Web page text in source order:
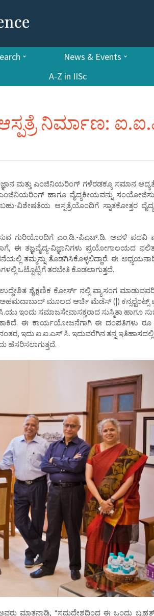
News & Events
A-Z in IISc
ನಿರ್ಮಾಣ:
ಮತ್ತು ಎಂಜಿನಿಯರಿಂಗ್ ಗಳೆರಡಕ್ಕೂ ಸಮಾನ
ಹಾಗೂ ವೈದ್ಯಕೀಯವನ್ನು
ವಿಶೇಷತೆಯ ಆಸ್ಪತ್ರೆಯೊಂದಿಗೆ ಸ್ನಾತಕೋತ್ತರ
ಗುರಿಯೊಂದಿಗೆ ಎಂ.ಡಿ.-ಪಿಎಚ್.ಡಿ. ಅವಳಿ ಪದವಿ
ಈ ತಜ್ಞವೈದ್ಯ-ವಿಜ್ಞಾನಿಗಳು ಪ್ರಯೋಗಾಲಯದ
ತಮ್ಮನ್ನು ತೊಡಗಿಸಿಕೊಳ್ಳಲಿದ್ದಾರೆ. ಈ
ತರಬೇತಿ ಕೊಡಲಾಗುತ್ತದೆ.
ಶೈಕ್ಷಣಿಕ ಕೋರ್ಸ್ ನಲ್ಲಿ ವ್ಯಾಸಂಗ
ಅಹಮದಾಬಾದ್ ಮೂಲದ ಆರ್ಚಿ ಮೆಡೆಸ್ (|)
ಇಂದು ಸಮಾಜಸೇವಾಸಕ್ತರಾದ ಸುಸ್ಮಿತಾ ಹಾಗೂ
ಈ ಕಾರ್ಯಯೋಜನೆಗಾಗಿ ಈ ದಂಪತಿಗಳು ರೂ
ಇದು ಐ.ಐ.ಎಸ್ ಸಿ. ಇದುವರೆಗಿನ ತನ್ನ ಇತಿಹಾಸದಲ್ಲಿ
ಹೆಸರಿಸಲಾಗುತ್ತದೆ.
ಮಾತನಾಡಿ, “ಸದುದ್ದೇಶದಿಂದ ಈ ಒಂದು